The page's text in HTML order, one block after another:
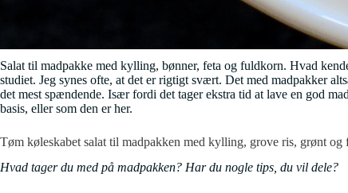
Salat til madpakke med kylling, bønner, feta og fuldkorn. Hvad
studiet. Jeg synes ofte, at det er rigtigt svært. Det med madpakker
det mest spændende. Især fordi det tager ekstra tid at lave en god
basis, eller som den er her.
Tøm køleskabet salat til madpakken med kylling, grove ris, grønt og
Hvad tager du med på madpakken? Har du nogle tips, du vil dele?